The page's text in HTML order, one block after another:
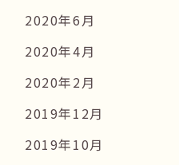
2020年6月
2020年4月
2020年2月
2019年12月
2019年10月